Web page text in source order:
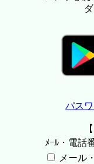
パス
ﾒｰﾙ・電話
メール